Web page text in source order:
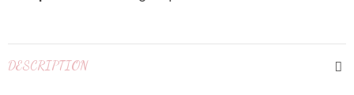
DESCRIPTION